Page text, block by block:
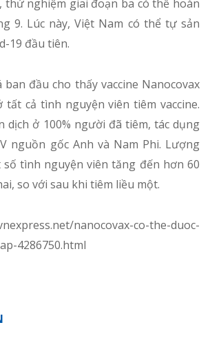
thử nghiệm giai đoạn ba có thể hoàn
9. Lúc này, Việt Nam có thể tự sản
19 đầu tiên.
đầu cho thấy vaccine Nanocovax
cả tình nguyện viên tiêm vaccine.
dịch ở 100% người đã tiêm, tác dụng
nguồn gốc Anh và Nam Phi. Lượng
tình nguyện viên tăng đến hơn 60
so với sau khi tiêm liều một.
nanocovax-co-the-duoc-
4286750.html